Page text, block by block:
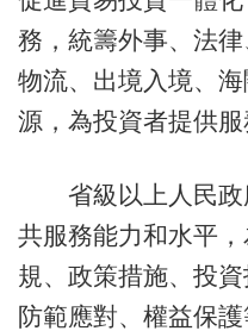
務，統籌外事、法律
物流、出境入境、
源，為投資者提供服
省級以上人民政
共服務能力和水平
規、政策措施、投
防範應對、權益保